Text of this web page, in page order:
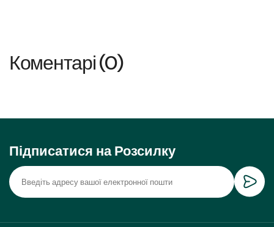
Коментарі (0)
Підписатися на Розсилку